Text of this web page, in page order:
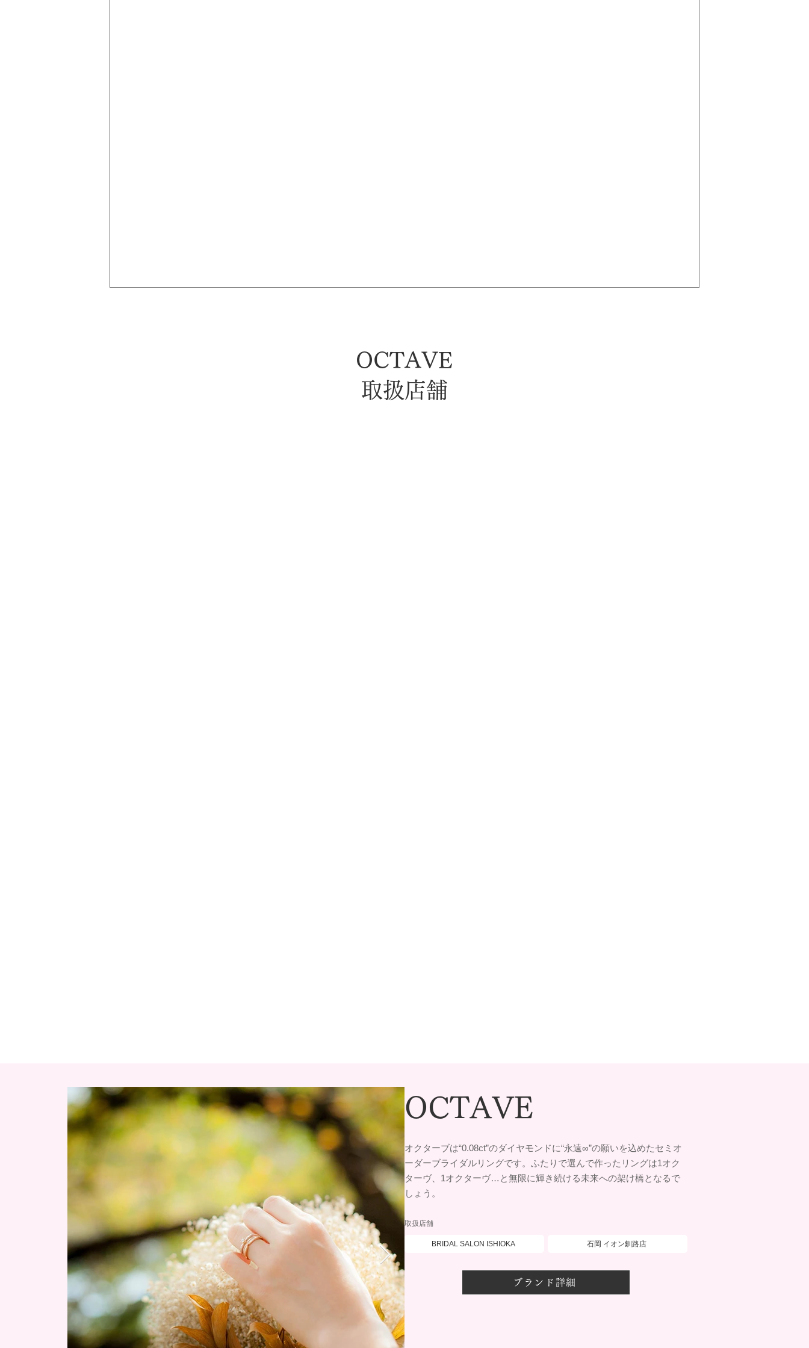
OCTAVE
取扱店舗
OCTAVE
オクターブは“0.08ct”のダイヤモンドに“永遠∞”の願いを込めたセミオ
ーダーブライダルリングです。ふたりで選んで作ったリングは1オク
ターヴ、1オクターヴ…と無限に輝き続ける未来への架け橋となるで
しょう。
取扱店舗
BRIDAL SALON ISHIOKA 石岡 イオン釧路店
ブランド詳細